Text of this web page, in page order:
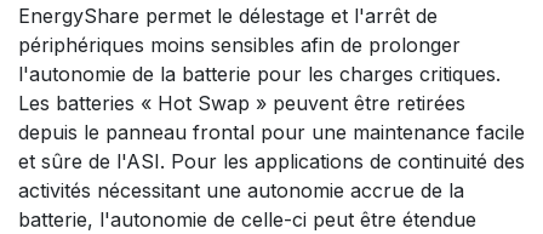
EnergyShare permet le délestage et l'arrêt de
périphériques moins sensibles afin de prolonger
l'autonomie de la batterie pour les charges critiques.
Les batteries « Hot Swap » peuvent être retirées
depuis le panneau frontal pour une maintenance facile
et sûre de l'ASI. Pour les applications de continuité des
activités nécessitant une autonomie accrue de la
batterie, l'autonomie de celle-ci peut être étendue